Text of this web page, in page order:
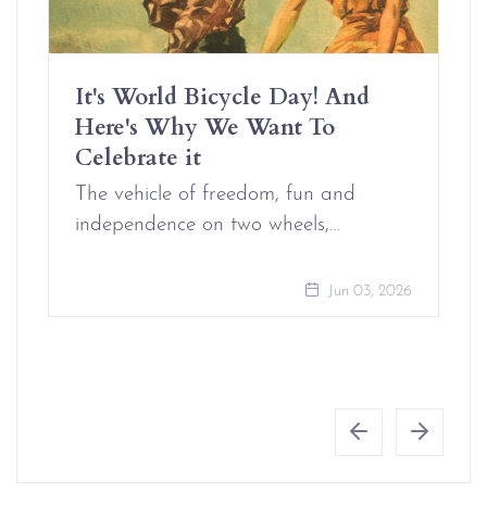
It's World Bicycle Day! And
Here's Why We Want To
Celebrate it
The vehicle of freedom, fun and
independence on two wheels,…
Jun 03, 2026